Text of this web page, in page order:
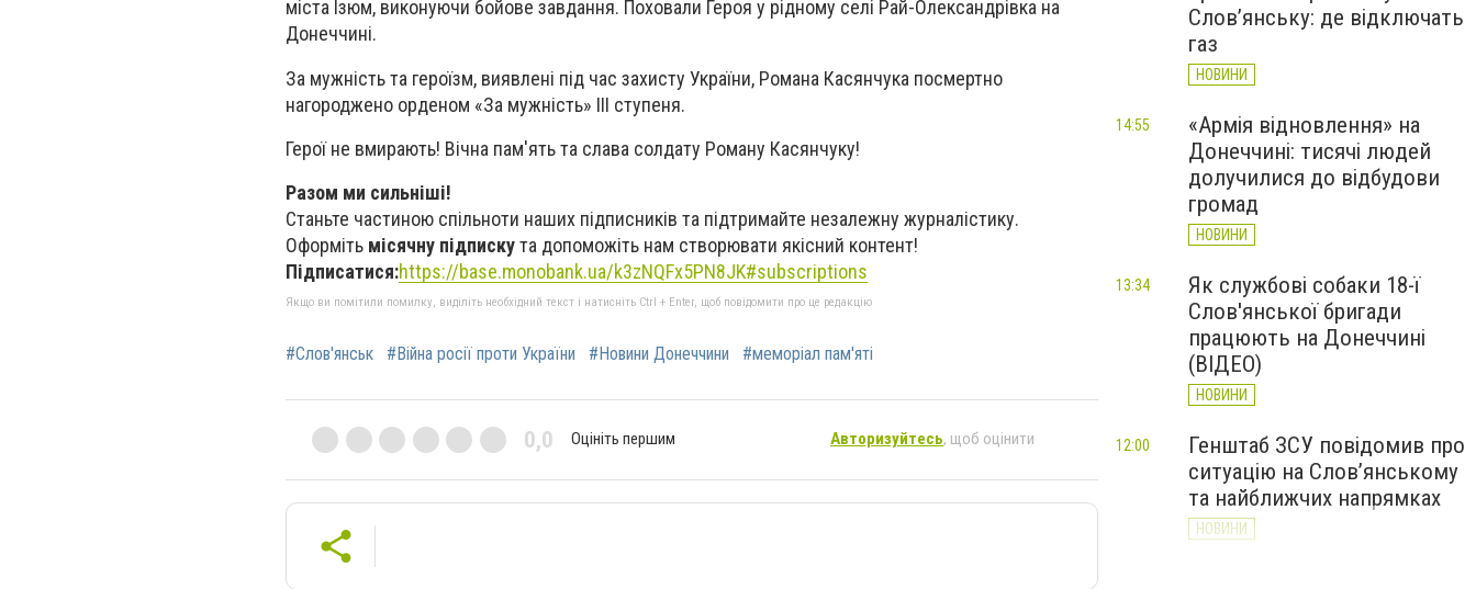
міста Ізюм, виконуючи бойове завдання. Поховали Героя у рідному селі Рай-Олександрівка на
Донеччині.
За мужність та героїзм, виявлені під час захисту України, Романа Касянчука посмертно
нагороджено орденом «За мужність» III ступеня.
Герої не вмирають! Вічна пам'ять та слава солдату Роману Касянчуку!
Разом ми сильніші!
Станьте частиною спільноти наших підписників та підтримайте незалежну журналістику.
Оформіть місячну підпискута допоможіть нам створювати якісний контент!
Підписатися:https://base.monobank.ua/k3zNQFx5PN8JK#subscriptions
Якщо ви помітили помилку, виділіть необхідний текст і натисніть Ctrl + Enter, щоб повідомити про це редакцію
#Слов'янськ #Війна росії проти України #Новини Донеччини #меморіал пам'яті
0,0 Оцініть першим Авторизуйтесь, щоб оцінити
Слов’янську: де відключать
газ
НОВИНИ
«Армія відновлення» на
Донеччині: тисячі людей
долучилися до відбудови
громад
НОВИНИ
14:55
Як службові собаки 18-ї
Слов'янської бригади
працюють на Донеччині
(ВІДЕО)
НОВИНИ
13:34
Генштаб ЗСУ повідомив про
ситуацію на Слов’янському
та найближчих напрямках
НОВИНИ
12:00